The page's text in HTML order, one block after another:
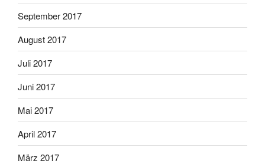
September 2017
August 2017
Juli 2017
Juni 2017
Mai 2017
April 2017
März 2017